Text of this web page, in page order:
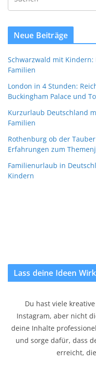
Neue Beiträge
Schwarzwald mit
Familien
London in 4 Stunden:
Buckingham Palace und
Kurzurlaub Deutschland
Familien
Rothenburg ob der
Erfahrungen zum
Familienurlaub in
Kindern
Lass deine Ideen
Du hast viele
Instagram, aber nicht
deine Inhalte
und sorge dafür, dass
erreicht,